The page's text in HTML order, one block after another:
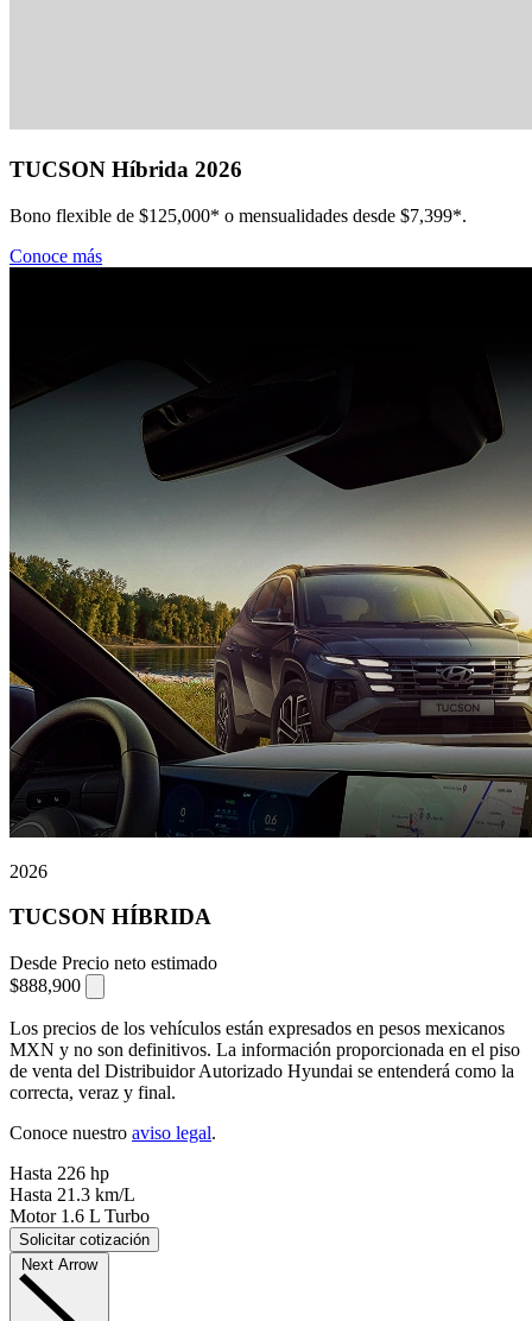
TUCSON Híbrida 2026
Bono flexible de $125,000* o mensualidades desde $7,399*.
Conoce más
2026
TUCSON HÍBRIDA
Desde Precio neto estimado
$888,900
Los precios de los vehículos están expresados en pesos mexicanos
MXN y no son definitivos. La información proporcionada en el piso
de venta del Distribuidor Autorizado Hyundai se entenderá como la
correcta, veraz y final.
Conoce nuestro aviso legal.
Hasta 226 hp
Hasta 21.3 km/L
Motor 1.6 L Turbo
Solicitar cotización
Next Arrow